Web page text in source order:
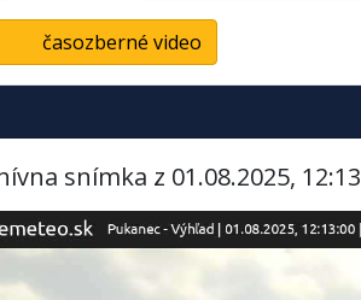
časozberné video
snímka z 01.08.2025, 12:13